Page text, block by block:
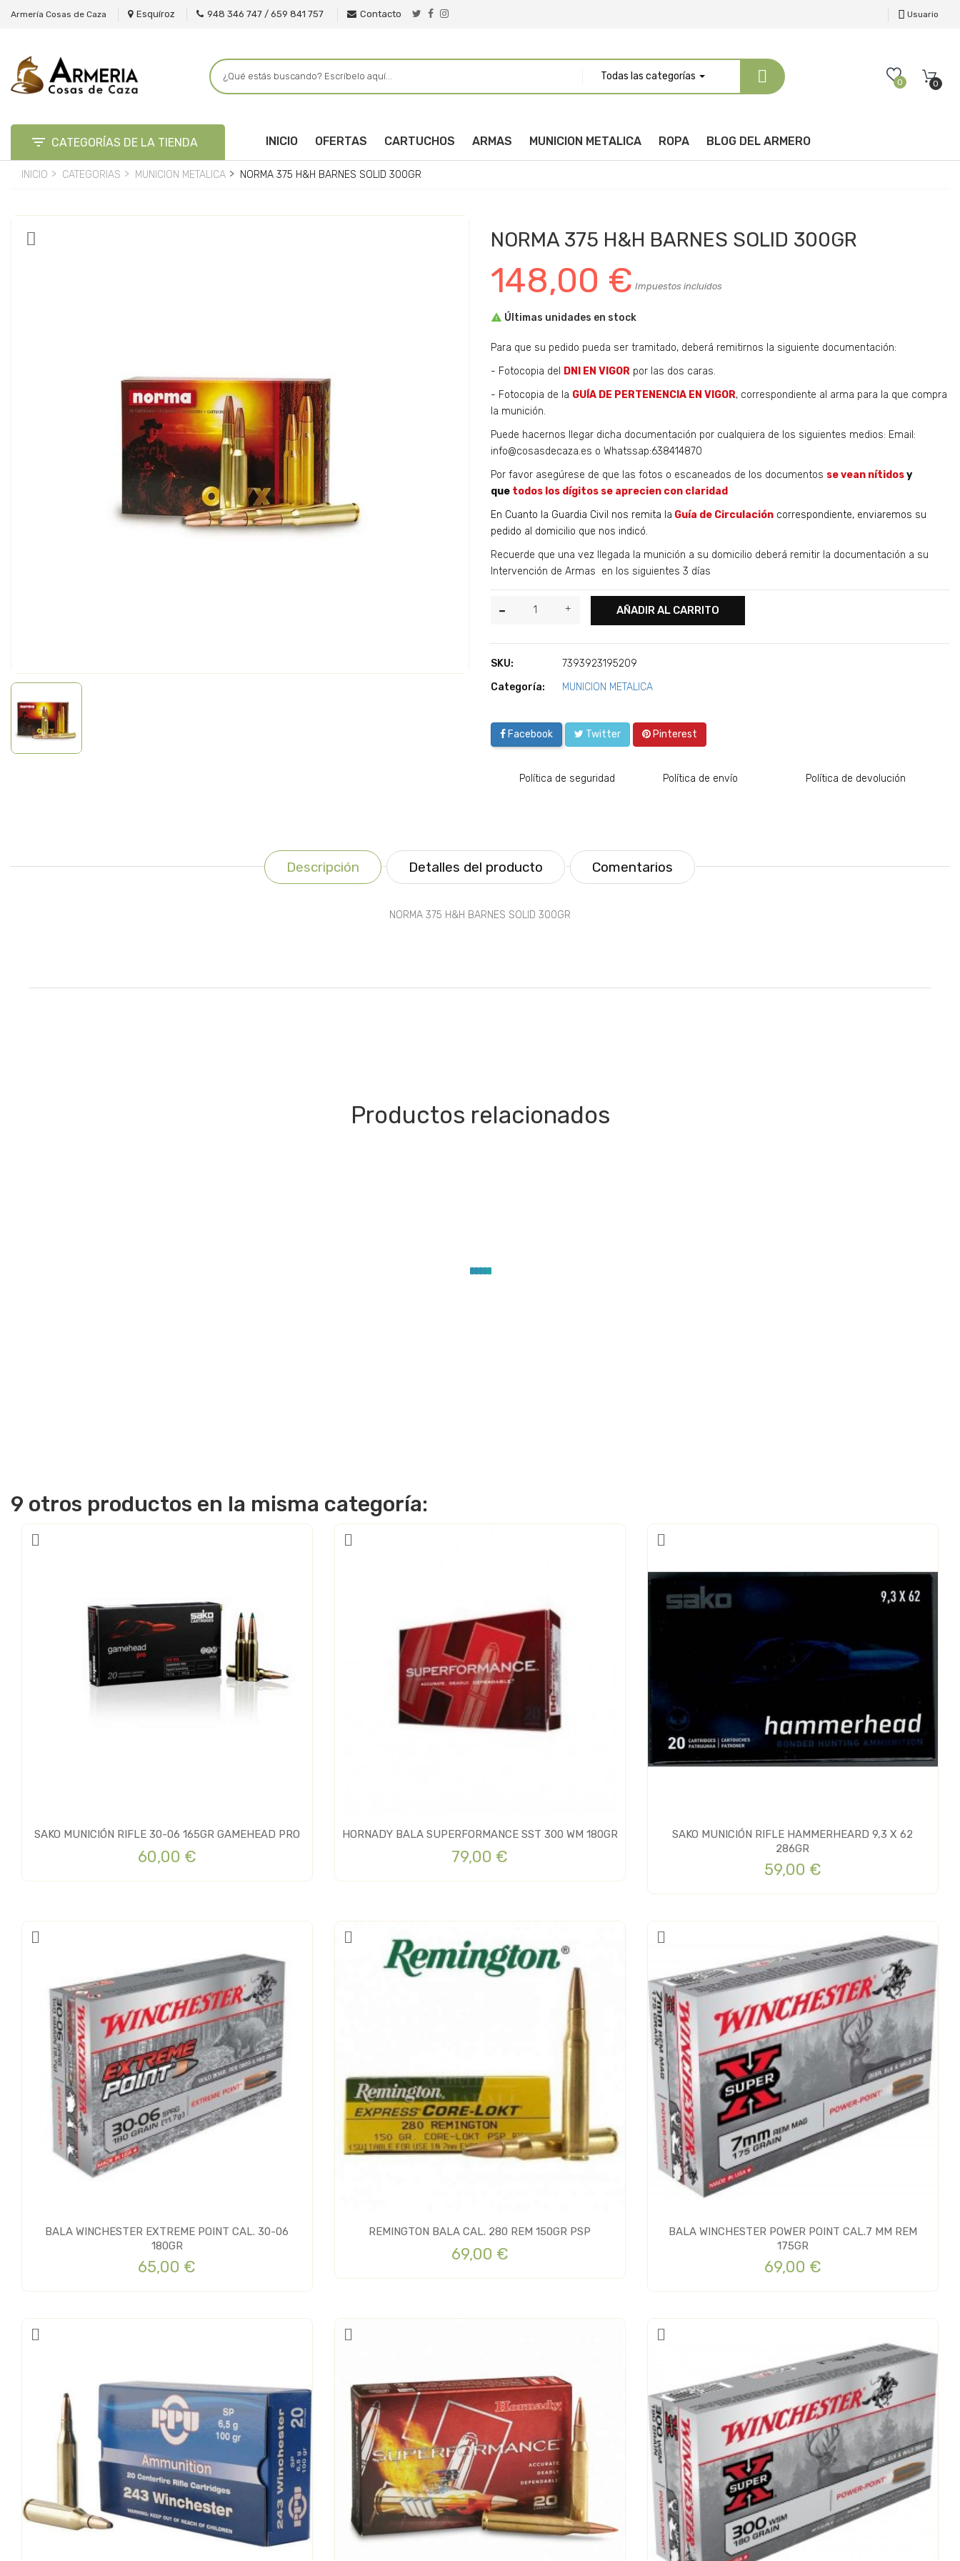
Armería Cosas de Caza Esquíroz 948 346 747 / 659 841 757 Contacto Usuario
Todas las categorías
0 0
 CATEGORÍAS DE LA TIENDA INICIO OFERTAS CARTUCHOS ARMAS MUNICION METALICA ROPA BLOG DEL ARMERO
INICIO CATEGORIAS MUNICION METALICA NORMA 375 H&H BARNES SOLID 300GR
NORMA 375 H&H BARNES SOLID 300GR
148,00 € Impuestos incluidos
 Últimas unidades en stock
Para que su pedido pueda ser tramitado, deberá remitirnos la siguiente documentación:
- Fotocopia del
DNI EN VIGOR por las dos caras.
- Fotocopia de la GUÍA DE PERTENENCIA EN VIGOR, correspondiente al arma para la que compra
la munición.
Puede hacernos llegar dicha documentación por cualquiera de los siguientes medios: Email:
info@cosasdecaza.es o Whatssap:638414870
Por favor asegúrese de que las fotos o escaneados de los documentos se vean nítidosy
que todos los dígitos se aprecien con claridad
En Cuanto la Guardia Civil nos remita la Guía de Circulación correspondiente, enviaremos su
pedido al domicilio que nos indicó.
Recuerde que una vez llegada la munición a su domicilio deberá remitir la documentación a su
Intervención de Armas en los siguientes 3 días
AÑADIR AL CARRITO
SKU:
7393923195209
Categoría:
MUNICION METALICA
Facebook Twitter Pinterest
Política de seguridad Política de envío Política de devolución
Descripción Detalles del producto Comentarios
NORMA 375 H&H BARNES SOLID 300GR
Productos relacionados
9 otros productos en la misma categoría:
SAKO MUNICIÓN RIFLE 30-06 165GR GAMEHEAD PRO
60,00 €
HORNADY BALA SUPERFORMANCE SST 300 WM 180GR
79,00 €
SAKO MUNICIÓN RIFLE HAMMERHEARD 9,3 X 62
286GR
59,00 €
BALA WINCHESTER EXTREME POINT CAL. 30-06
180GR
65,00 €
REMINGTON BALA CAL. 280 REM 150GR PSP
69,00 €
BALA WINCHESTER POWER POINT CAL.7 MM REM
175GR
69,00 €